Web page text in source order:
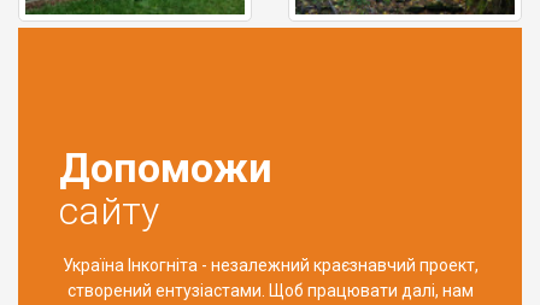
Допоможи
сайту
Україна Інкогніта - незалежний краєзнавчий проект,
створений ентузіастами. Щоб працювати далі, нам